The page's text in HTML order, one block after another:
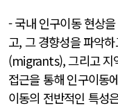
- 국내 인구이동 현상
고, 그 경향성을 파악
(migrants), 그리고
접근을 통해 인구이동
이동의 전반적인 특성